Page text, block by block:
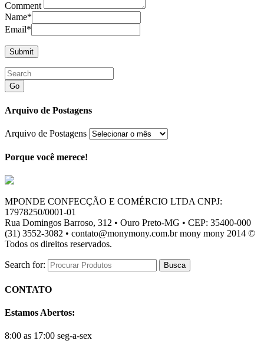
Comment
Name*
Email*
Go
Arquivo de Postagens
Arquivo de Postagens
Porque você merece!
MPONDE CONFECÇÃO E COMÉRCIO LTDA CNPJ:
17978250/0001-01
Rua Domingos Barroso, 312 • Ouro Preto-MG • CEP: 35400-000
(31) 3552-3082 • contato@monymony.com.br mony mony 2014 ©
Todos os direitos reservados.
Search for:
CONTATO
Estamos Abertos:
8:00 as 17:00 seg-a-sex